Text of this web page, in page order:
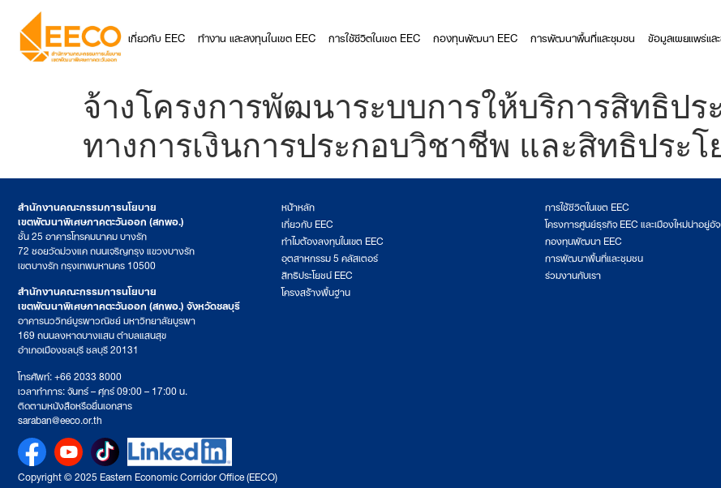
เกี่ยวกับ EEC ทำงาน และลงทุนในเขต EEC การใช้ชีวิตในเขต EEC กองทุนพัฒนา EEC การพัฒนาพื้นที่และชุมชน ข้อมูลเผยแพร่แล
จ้างโครงการพัฒนาระบบการให้บริการสิทธิป
ทางการเงินการประกอบวิชาชีพ และสิทธิประ
สำนักงานคณะกรรมการนโยบาย
เขตพัฒนาพิเศษภาคตะวันออก (สกพอ.)
ชั้น 25 อาคารโทรคมนาคม บางรัก
72 ซอยวัดม่วงแค ถนนเจริญกรุง แขวงบางรัก
เขตบางรัก กรุงเทพมหานคร 10500
สำนักงานคณะกรรมการนโยบาย
เขตพัฒนาพิเศษภาคตะวันออก (สกพอ.) จังหวัดชลบุรี
อาคารนววิทย์บูรพาวณิชย์ มหาวิทยาลัยบูรพา
169 ถนนลงหาดบางแสน ตำบลแสนสุข
อำเภอเมืองชลบุรี ชลบุรี 20131
โทรศัพท์: +66 2033 8000
เวลาทำการ: จันทร์ – ศุกร์ 09:00 – 17:00 น.
ติดตามหนังสือหรือยื่นเอกสาร
saraban@eeco.or.th
หน้าหลัก
เกี่ยวกับ EEC
ทำไมต้องลงทุนในเขต EEC
อุตสาหกรรม 5 คลัสเตอร์
สิทธิประโยชน์ EEC
โครงสร้างพื้นฐาน
การใช้ชีวิตในเขต EEC
โครงการศูนย์ธุรกิจ EEC และเมืองใหม่น่าอยู่อั
กองทุนพัฒนา EEC
การพัฒนาพื้นที่และชุมชน
ร่วมงานกับเรา
Copyright © 2025 Eastern Economic Corridor Office (EECO)